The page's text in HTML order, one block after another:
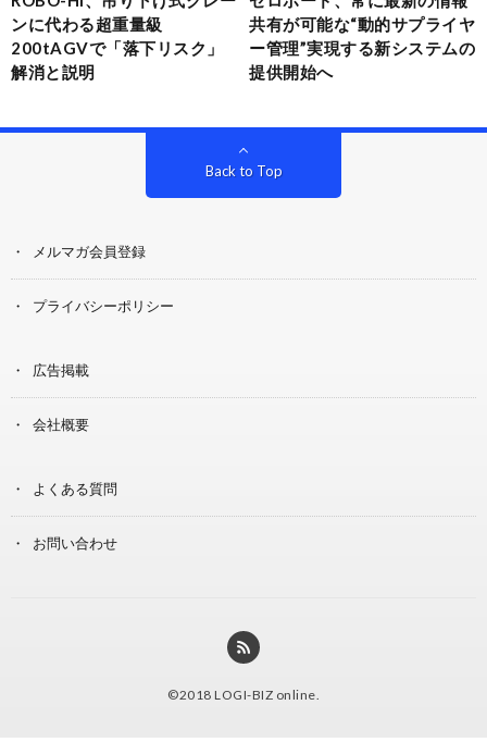
ンに代わる超重量級
200tAGVで「落下リスク」
解消と説明
共有が可能な“動的サプライヤ
ー管理”実現する新システムの
提供開始へ
Back to Top
メルマガ会員登録
プライバシーポリシー
広告掲載
会社概要
よくある質問
お問い合わせ
©2018 LOGI-BIZ online